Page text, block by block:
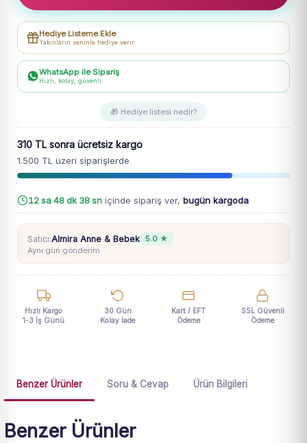
Geniş
Yaka
-
Kolları
Çiçek
-
pantolunlu
Takım
adet
Hediye Listeme Ekle
Yakınların seninle hediye verir
WhatsApp ile Sipariş
Hızlı, kolay, güvenli
🎁 Hediye listesi nedir?
310 TL sonra ücretsiz kargo
1.500 TL üzeri siparişlerde
12 sa 48 dk 37 sn içinde sipariş ver,bugün kargoda
Satıcı:Almira Anne & Bebek 5.0 ★
Aynı gün gönderim
Hızlı Kargo
1-3 İş Günü
30 Gün
Kolay İade
Kart / EFT
Ödeme
SSL Güvenli
Ödeme
Benzer Ürünler Soru & Cevap Ürün Bilgileri
Benzer Ürünler